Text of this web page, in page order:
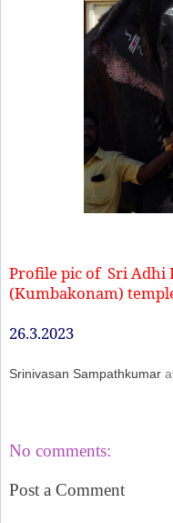
Profile pic of Sri Adhi
(Kumbakonam)
26.3.2023
Srinivasan Sampathkumar
No comments:
Post a Comment